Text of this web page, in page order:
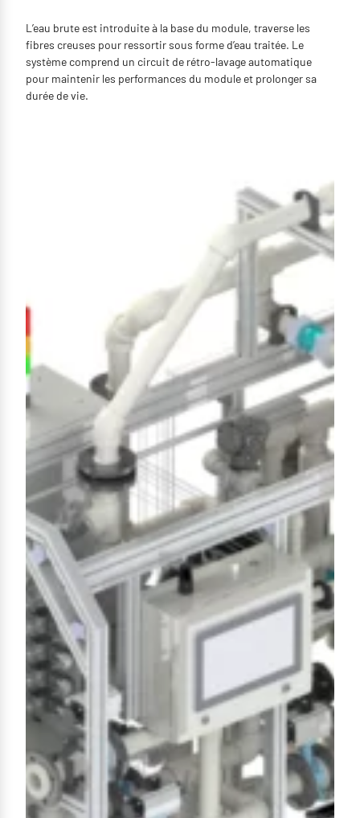
L’eau brute est introduite à la base du module, traverse les
fibres creuses pour ressortir sous forme d’eau traitée. Le
système comprend un circuit de rétro-lavage automatique
pour maintenir les performances du module et prolonger sa
durée de vie.